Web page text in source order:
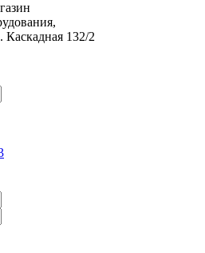
Каскадная 132/2